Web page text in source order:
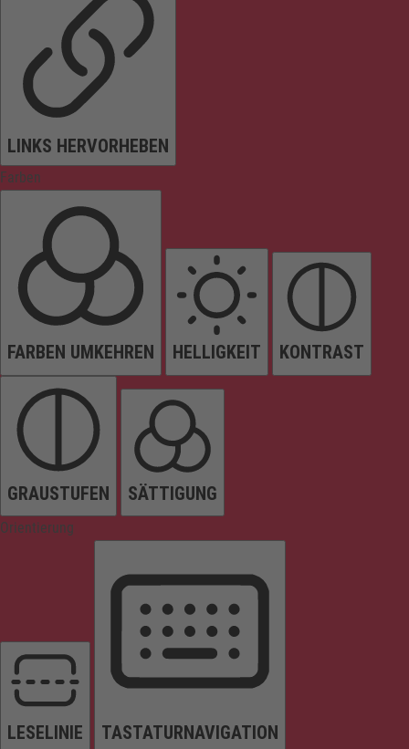
LINKS HERVORHEBEN
Farben
FARBEN UMKEHREN HELLIGKEIT KONTRAST
GRAUSTUFEN SÄTTIGUNG
Orientierung
LESELINIE TASTATURNAVIGATION